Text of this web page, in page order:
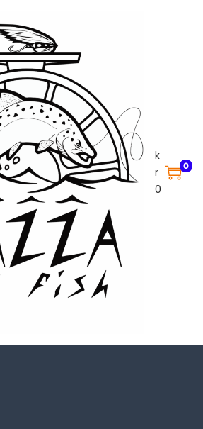
k
r
0
0